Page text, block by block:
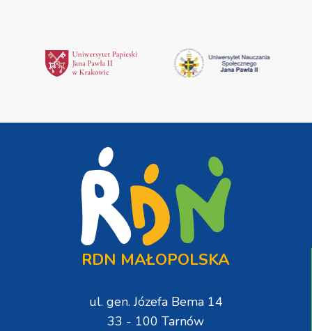
RDN MAŁOPOLSKA
ul. gen. Józefa Bema 14
33 - 100 Tarnów